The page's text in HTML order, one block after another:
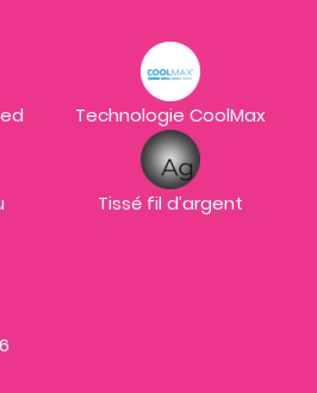
Technologie CoolMax
Tissé fil d’argent